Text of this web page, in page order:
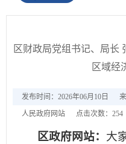
区财政局党组书记、局
区域经
发布时间：2026年06月10日
人民政府网站
点击次数： 254
区政府网站： 大